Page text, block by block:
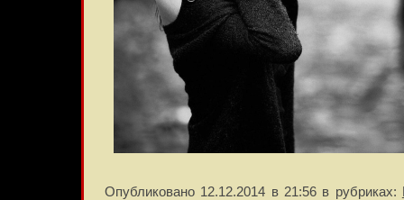
Опубликовано 12.12.2014 в 21:56 в рубриках: